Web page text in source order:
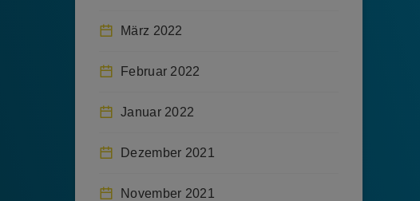
März 2022
Februar 2022
Januar 2022
Dezember 2021
November 2021